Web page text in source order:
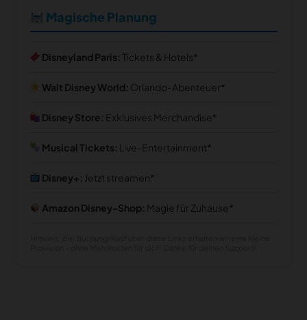
Magische Planung
Disneyland Paris: Tickets & Hotels
Walt Disney World: Orlando-Abenteuer
Disney Store: Exklusives Merchandise
Musical Tickets: Live-Entertainment
Disney+: Jetzt streamen
Amazon Disney-Shop: Magie für Zuhause